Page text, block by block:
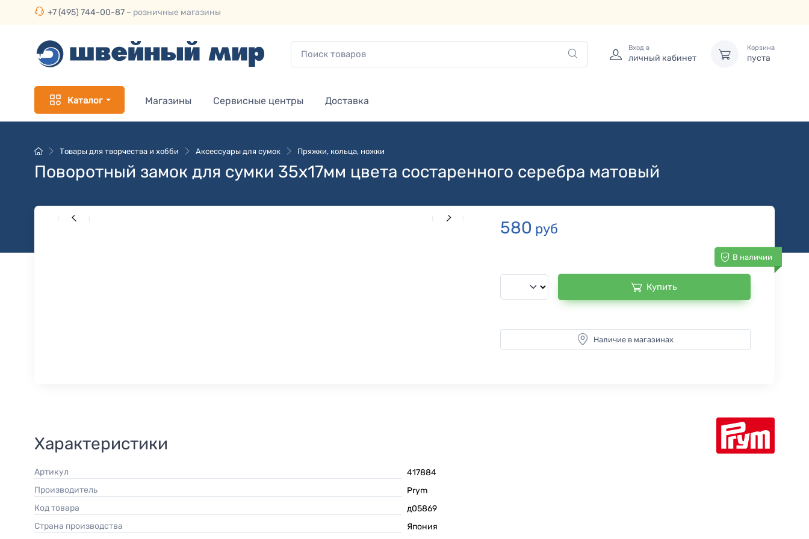
+7 (495) 744-00-87 – розничные магазины
Вход в
личный кабинет
Корзина
пуста
Каталог Магазины Сервисные центры Доставка
Товары для творчества и хобби Аксессуары для сумок Пряжки, кольца, ножки
Поворотный замок для сумки 35х17мм цвета состаренного серебра матовый
580 руб
В наличии
Купить
Наличие в магазинах
Характеристики
Артикул
417884
Производитель
Prym
Код товара
д05869
Страна производства
Япония